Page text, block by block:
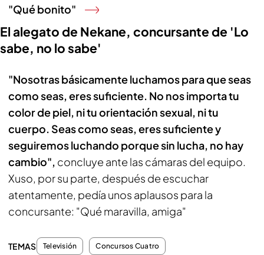
"Qué bonito"
El alegato de Nekane, concursante de 'Lo
sabe, no lo sabe'
"Nosotras básicamente luchamos para que seas
como seas, eres suficiente. No nos importa tu
color de piel, ni tu orientación sexual, ni tu
cuerpo. Seas como seas, eres suficiente y
seguiremos luchando porque sin lucha, no hay
cambio", concluye ante las cámaras del equipo.
Xuso, por su parte, después de escuchar
atentamente, pedía unos aplausos para la
concursante: "Qué maravilla, amiga"
TEMAS Televisión Concursos Cuatro